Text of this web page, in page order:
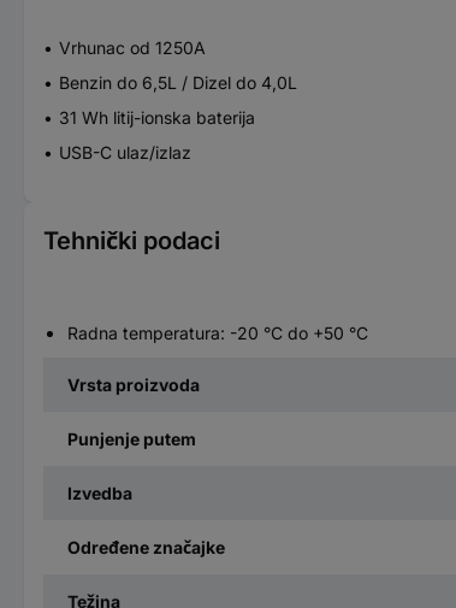
Vrhunac od 1250A
Benzin do 6,5L / Dizel do 4,0L
31 Wh litij-ionska baterija
USB-C ulaz/izlaz
Tehnički podaci
Radna temperatura: -20 °C do +50 °C
Vrsta proizvoda
Punjenje putem
Izvedba
Određene značajke
Težina